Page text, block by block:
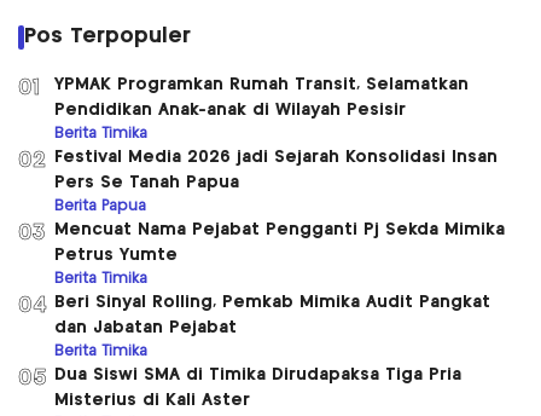
Pos Terpopuler
01
YPMAK Programkan Rumah Transit, Selamatkan
Pendidikan Anak-anak di Wilayah Pesisir
Berita Timika
02
Festival Media 2026 jadi Sejarah Konsolidasi Insan
Pers Se Tanah Papua
Berita Papua
03
Mencuat Nama Pejabat Pengganti Pj Sekda Mimika
Petrus Yumte
Berita Timika
04
Beri Sinyal Rolling, Pemkab Mimika Audit Pangkat
dan Jabatan Pejabat
Berita Timika
05
Dua Siswi SMA di Timika Dirudapaksa Tiga Pria
Misterius di Kali Aster